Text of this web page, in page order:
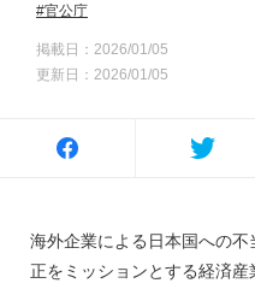
官公庁
掲載日：2026/01/05
更新日：2026/01/05
海外企業による日本国への
正をミッションとする経済